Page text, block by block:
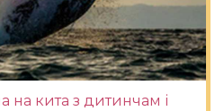
на кита з дитинчам і